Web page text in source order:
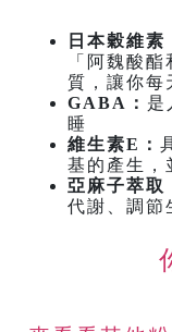
日本穀維素
「阿魏酸
質，讓你每
GABA： 是
睡
維生素E：
基的產生，
亞麻子萃取
代謝、調節